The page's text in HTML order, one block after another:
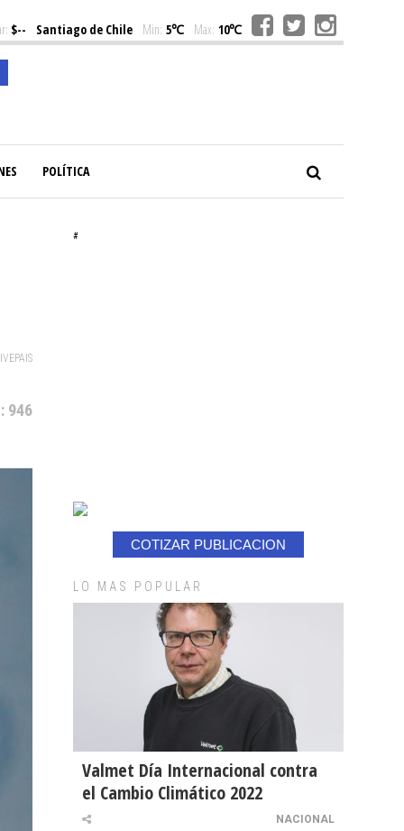
$-- Santiago de Chile Min: 5℃ Max: 10℃
POLÍTICA
946
#
COTIZAR PUBLICACION
LO MAS POPULAR
Valmet Día Internacional contra
el Cambio Climático 2022
NACIONAL